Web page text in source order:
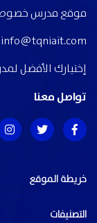
موقع مدرس
info@tqniait.com
إختيارك الأفضل
تواصل معنا
خريطة الموقع
التصنيفات